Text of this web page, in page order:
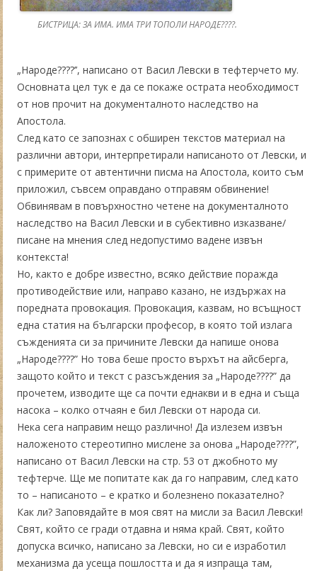
БИСТРИЦА: ЗА ИМА. ИМА ТРИ ТОПОЛИ НАРОДЕ????.
„Народе????’’, написано от Васил Левски в тефтерчето му.
Основната цел тук е да се покаже острата необходимост
от нов прочит на документалното наследство на
Апостола.
След като се запознах с обширен текстов материал на
различни автори, интерпретирали написаното от Левски, и
с примерите от автентични писма на Апостола, които съм
приложил, съвсем оправдано отправям обвинение!
Обвинявам в повърхностно четене на документалното
наследство на Васил Левски и в субективно изказване/
писане на мнения след недопустимо вадене извън
контекста!
Но, както е добре известно, всяко действие поражда
противодействие или, направо казано, не издържах на
поредната провокация. Провокация, казвам, но всъщност
една статия на български професор, в която той излага
съжденията си за причините Левски да напише онова
„Народе????” Но това беше просто върхът на айсберга,
защото който и текст с разсъждения за „Народе????” да
прочетем, изводите ще са почти еднакви и в една и съща
насока – колко отчаян е бил Левски от народа си.
Нека сега направим нещо различно! Да излезем извън
наложеното стереотипно мислене за онова „Народе????”,
написано от Васил Левски на стр. 53 от джобното му
тефтерче. Ще ме попитате как да го направим, след като
то – написаното – е кратко и болезнено показателно?
Как ли? Заповядайте в моя свят на мисли за Васил Левски!
Свят, който се гради отдавна и няма край. Свят, който
допуска всичко, написано за Левски, но си е изработил
механизма да усеща пошлостта и да я изпраща там,